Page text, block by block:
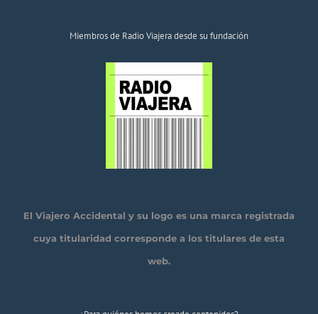
Miembros de Radio Viajera desde su fundación
El Viajero Accidental y su logo es una marca registrada
cuya titularidad corresponde a los titulares de esta
web.